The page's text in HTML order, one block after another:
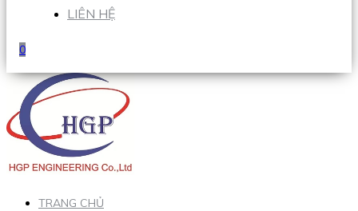
LIÊN HỆ
0
TRANG CHỦ